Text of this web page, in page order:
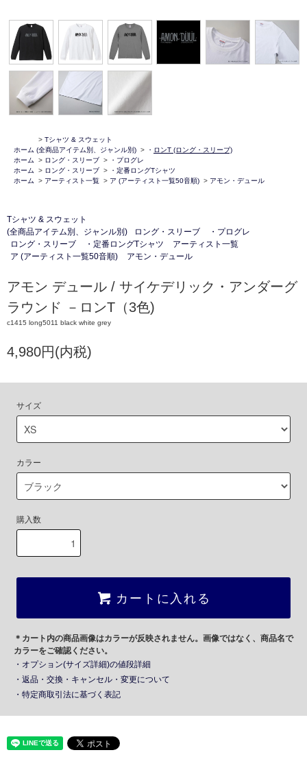
ホーム
> Tシャツ & スウェット
(全商品アイテム別、ジャンル別) > ・ ロンT (ロング・スリーブ)
ホーム
> ロング・スリーブ >
・プログレ
ホーム
> ロング・スリーブ >
・定番ロングTシャツ
ホーム
> アーティスト一覧 > ア (アーティスト一覧50音順) > アモン・デュール
Tシャツ & スウェット
(全商品アイテム別、ジャンル別)
ロング・スリーブ
・プログレ
ロング・スリーブ
・定番ロングTシャツ
アーティスト一覧
ア (アーティスト一覧50音順)
アモン・デュール
アモン デュール / サイケデリック・アンダーグ
ラウンド －ロンT（3色)
c1415 long5011 black white grey
4,980円(内税)
サイズ
カラー
購入数
カートに入れる
＊カート内の商品画像はカラーが反映されません。画像ではなく、商品名で
カラーをご確認ください。
・オプション(サイズ詳細)の値段詳細
・返品・交換・キャンセル・変更について
・特定商取引法に基づく表記